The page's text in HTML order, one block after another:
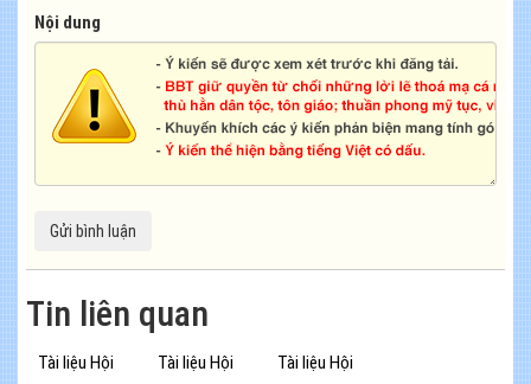
Nội dung
Tin liên quan
Tài liệu Hội
Tài liệu Hội
Tài liệu Hội